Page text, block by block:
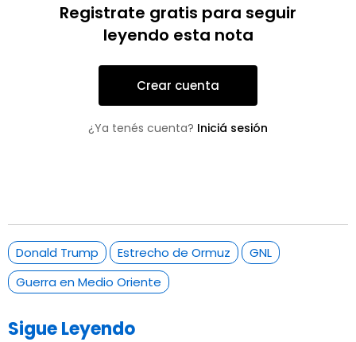
Registrate gratis para seguir
leyendo esta nota
Crear cuenta
¿Ya tenés cuenta? Iniciá sesión
Donald Trump Estrecho de Ormuz
GNL
Guerra en Medio Oriente
Sigue Leyendo